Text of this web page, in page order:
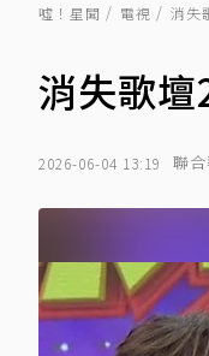
噓！星聞 電視 消失
消失歌
2026-06-04 13:19 聯